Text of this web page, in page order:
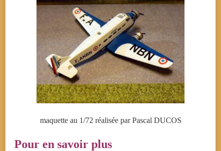
maquette au 1/72 réalisée par Pascal DUCOS
Pour en savoir plus